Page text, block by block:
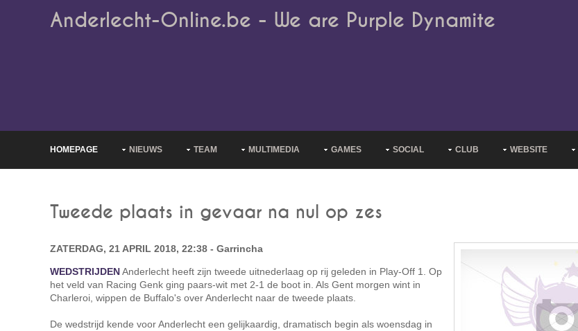
Anderlecht-Online.be - We are Purple Dynamite
HOMEPAGE NIEUWS TEAM MULTIMEDIA GAMES SOCIAL CLUB WEBSITE
Tweede plaats in gevaar na nul op zes
ZATERDAG, 21 APRIL 2018, 22:38 - Garrincha
WEDSTRIJDENAnderlecht heeft zijn tweede uitnederlaag op rij geleden in Play-Off 1. Op
het veld van Racing Genk ging paars-wit met 2-1 de boot in. Als Gent morgen wint in
Charleroi, wippen de Buffalo's over Anderlecht naar de tweede plaats.
De wedstrijd kende voor Anderlecht een gelijkaardig, dramatisch begin als woensdag in